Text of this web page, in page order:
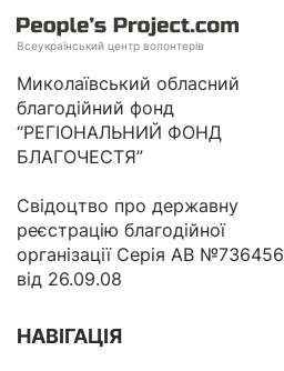
Всеукраїнський центр волонтерів
Миколаївський обласний
благодійний фонд
“РЕГІОНАЛЬНИЙ ФОНД
БЛАГОЧЕСТЯ”
Свідоцтво про державну
реєстрацію благодійної
організації Серія АВ №736456
від 26.09.08
НАВІГАЦІЯ